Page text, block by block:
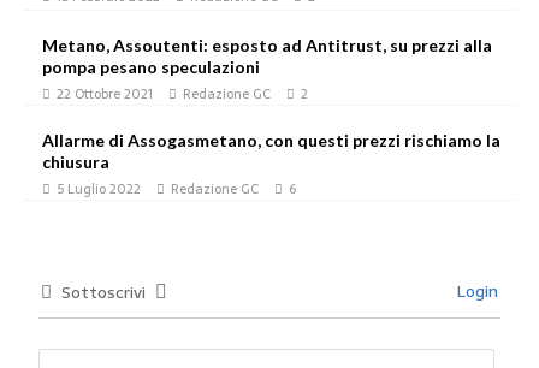
Metano, Assoutenti: esposto ad Antitrust, su prezzi alla
pompa pesano speculazioni
22 Ottobre 2021 Redazione GC 2
Allarme di Assogasmetano, con questi prezzi rischiamo la
chiusura
5 Luglio 2022 Redazione GC 6
Sottoscrivi Login